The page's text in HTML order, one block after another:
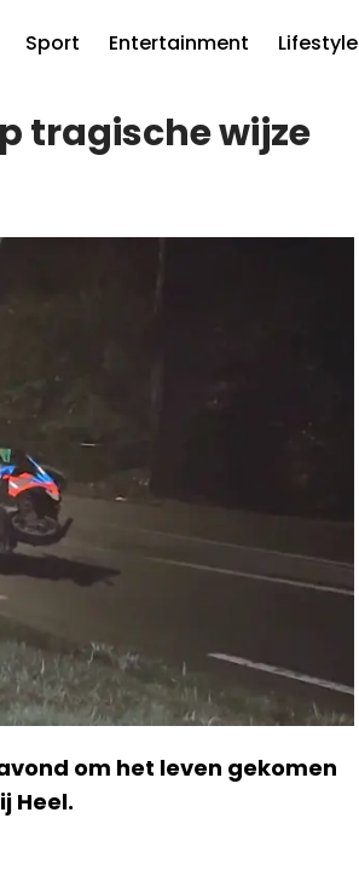
Sport Entertainment Lifestyle
tragische wijze
om het leven gekomen
Heel.